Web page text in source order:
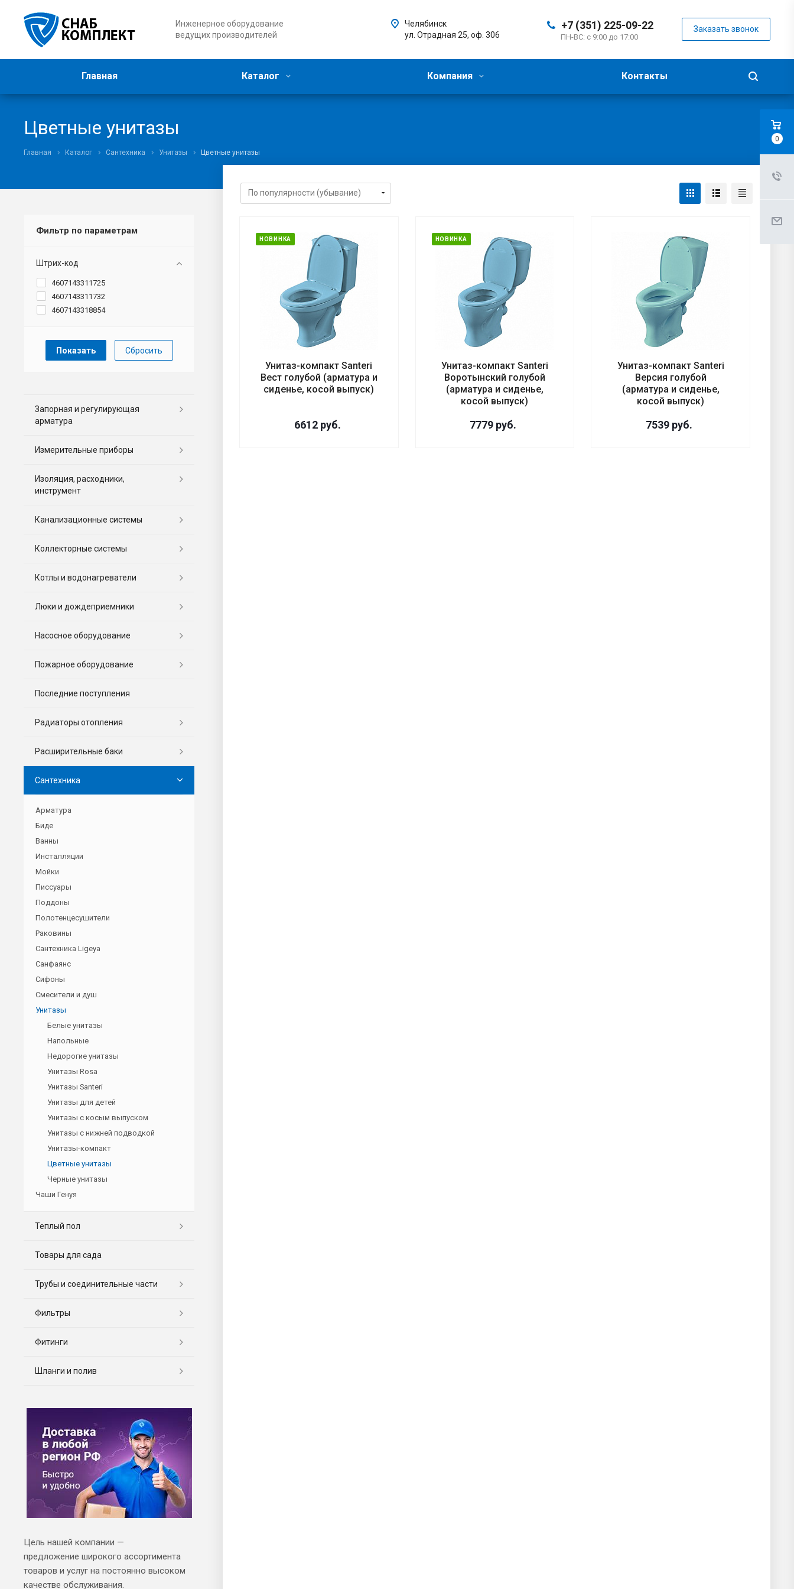
Инженерное оборудование
ведущих производителей
+7 (351) 225-09-22
ПН-ВС: с 9:00 до 17:00
Заказать звонок
Челябинск
ул. Отрадная 25, оф. 306
Главная Каталог Компания Контакты
Цветные унитазы
Главная Каталог Сантехника Унитазы Цветные унитазы
НОВИНКА
Унитаз-компакт Santeri
Вест голубой (арматура и
сиденье, косой выпуск)
6612 руб.
НОВИНКА
Унитаз-компакт Santeri
Воротынский голубой
(арматура и сиденье,
косой выпуск)
7779 руб.
Унитаз-компакт Santeri
Версия голубой
(арматура и сиденье,
косой выпуск)
7539 руб.
Фильтр по параметрам
Штрих-код
4607143311725
4607143311732
4607143318854
Сбросить
Запорная и регулирующая
арматура
Измерительные приборы
Изоляция, расходники,
инструмент
Канализационные системы
Коллекторные системы
Котлы и водонагреватели
Люки и дождеприемники
Насосное оборудование
Пожарное оборудование
Последние поступления
Радиаторы отопления
Расширительные баки
Сантехника
Арматура
Биде
Ванны
Инсталляции
Мойки
Писсуары
Поддоны
Полотенцесушители
Раковины
Сантехника Ligeya
Санфаянс
Сифоны
Смесители и душ
Унитазы
Белые унитазы
Напольные
Недорогие унитазы
Унитазы Rosa
Унитазы Santeri
Унитазы для детей
Унитазы с косым выпуском
Унитазы с нижней подводкой
Унитазы-компакт
Цветные унитазы
Черные унитазы
Чаши Генуя
Теплый пол
Товары для сада
Трубы и соединительные части
Фильтры
Фитинги
Шланги и полив
Цель нашей компании —
предложение широкого ассортимента
товаров и услуг на постоянно высоком
качестве обслуживания.
0